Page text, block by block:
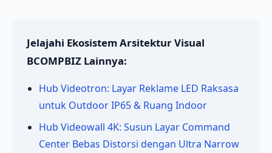
Jelajahi Ekosistem Arsitektur Visual
BCOMPBIZ Lainnya:
Hub Videotron: Layar Reklame LED Raksasa
untuk Outdoor IP65 & Ruang Indoor
Hub Videowall 4K: Susun Layar Command
Center Bebas Distorsi dengan Ultra Narrow